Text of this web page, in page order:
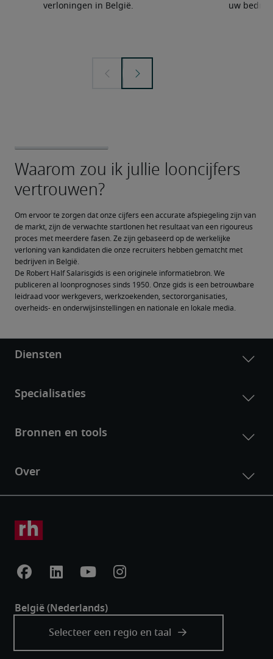
verloningen in België.
uw bedrijf
Om ervoor te zorgen dat onze cijfers een accurate afspiegeling zijn van
de markt, zijn de verwachte startlonen het resultaat van een rigoureus
proces met meerdere fasen. Ze zijn gebaseerd op de werkelijke
verloning van kandidaten die onze recruiters hebben gematcht met
bedrijven in België.
De Robert Half Salarisgids is een originele informatiebron. We
publiceren al loonprognoses sinds 1950. Onze gids is een betrouwbare
leidraad voor werkgevers, werkzoekenden, sectororganisaties,
overheids- en onderwijsinstellingen en nationale en lokale media.